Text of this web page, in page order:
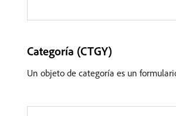
Categoría (CTGY)
Un objeto de categoría es un